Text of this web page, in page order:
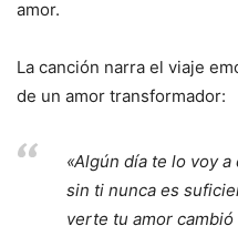
amor.
La canción narra el viaje
de un amor transformador:
«Algún día te lo voy
sin ti nunca es
verte tu amor cambió